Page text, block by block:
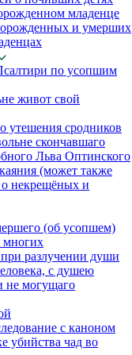
младенце
и умерших
по усопшим
живот свой
утешения сродников
скончавшаго
Льва Оптинского
(может также
о некрещёных и
(об усопшем)
разлучении души
с душею
не могущаго
с каноном
убийства чад во